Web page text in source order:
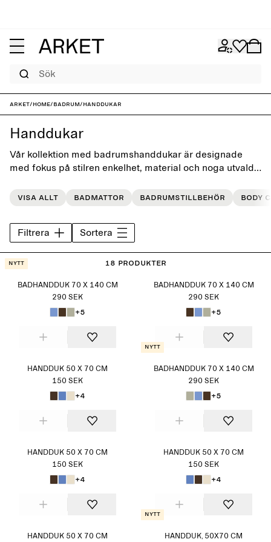
ARKET/Home/Badrum/Handdukar
Handdukar
Vår kollektion med badrumshanddukar är designade
med fokus på stilren enkelhet, material och noga utvalda
Visa allt
Badmattor Badrumstillbehör Body
Filtrera Sortera
18 Produkter
Nytt
BADHANDDUK 70 X 140 CM
290 SEK
+5
BADHANDDUK 70 X 140 CM
290 SEK
+5
HANDDUK 50 X 70 CM
150 SEK
+4
Nytt
BADHANDDUK 70 X 140 CM
290 SEK
+5
HANDDUK 50 X 70 CM
150 SEK
+4
HANDDUK 50 X 70 CM
150 SEK
+4
HANDDUK 50 X 70 CM
Nytt
HANDDUK, 50X70 CM